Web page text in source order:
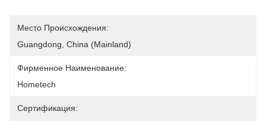
Место Происхождения:
Guangdong, China (Mainland)
Фирменное Наименование:
Hometech
Сертификация: